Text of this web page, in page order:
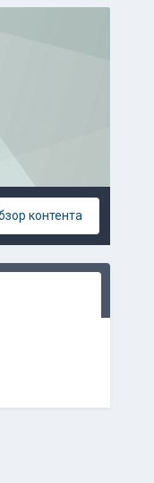
контента